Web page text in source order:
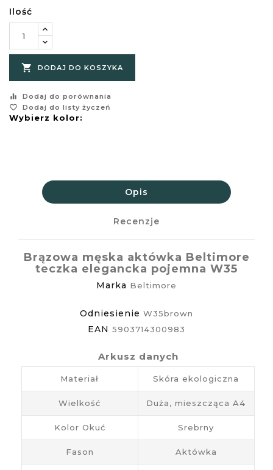
Ilość
 DODAJ DO KOSZYKA
equalizer
Dodaj do porównania
favorite_border
Dodaj do listy życzeń
Wybierz kolor:
Opis
Recenzje
Brązowa męska aktówka Beltimore
teczka elegancka pojemna W35
Marka Beltimore
Odniesienie W35brown
EAN 5903714300983
Arkusz danych
Materiał Skóra ekologiczna
Wielkość Duża, mieszcząca A4
Kolor Okuć Srebrny
Fason Aktówka